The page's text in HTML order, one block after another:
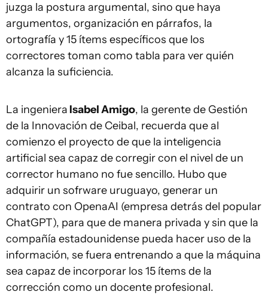
juzga la postura argumental, sino que haya
argumentos, organización en párrafos, la
ortografía y 15 ítems específicos que los
correctores toman como tabla para ver quién
alcanza la suficiencia.
La ingeniera Isabel Amigo, la gerente de Gestión
de la Innovación de Ceibal, recuerda que al
comienzo el proyecto de que la inteligencia
artificial sea capaz de corregir con el nivel de un
corrector humano no fue sencillo. Hubo que
adquirir un sofrware uruguayo, generar un
contrato con OpenaAI (empresa detrás del popular
ChatGPT), para que de manera privada y sin que la
compañía estadounidense pueda hacer uso de la
información, se fuera entrenando a que la máquina
sea capaz de incorporar los 15 ítems de la
corrección como un docente profesional.